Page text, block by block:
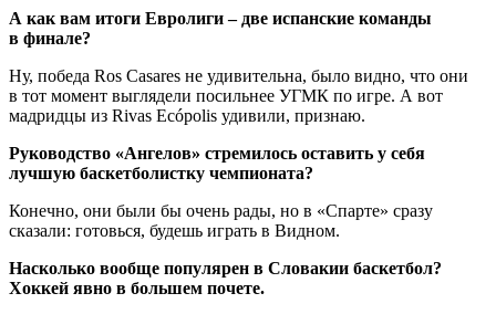
А как вам итоги Евролиги – две испанские команды
в финале?
Ну, победа Ros Casares не удивительна, было видно, что они
в тот момент выглядели посильнее УГМК по игре. А вот
мадридцы из Rivas Ecópolis удивили, признаю.
Руководство «Ангелов» стремилось оставить у себя
лучшую баскетболистку чемпионата?
Конечно, они были бы очень рады, но в «Спарте» сразу
сказали: готовься, будешь играть в Видном.
Насколько вообще популярен в Словакии баскетбол?
Хоккей явно в большем почете.